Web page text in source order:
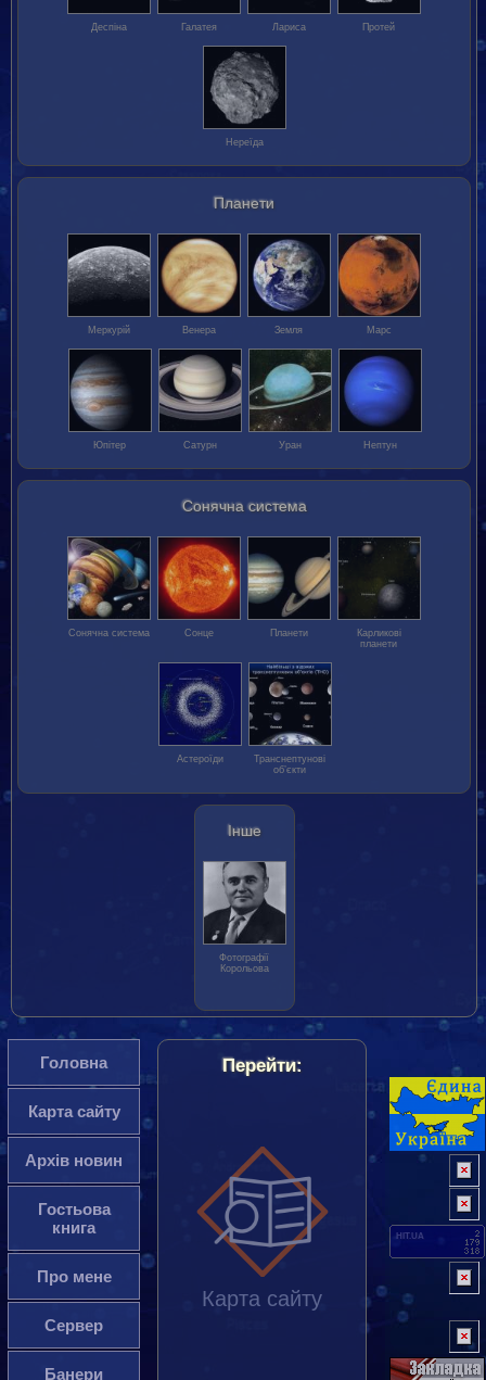
Деспіна Галатея Лариса Протей
Нереїда
Планети
Меркурій Венера Земля Марс
Юпітер Сатурн Уран Нептун
Сонячна система
Сонячна система Сонце Планети
Карликові
планети
Астероїди
Транс­нептунові
об’єкти
Інше
Фотографії
Корольова
Головна
Карта сайту
Архів новин
Гостьова
книга
Про мене
Сервер
Банери
Перейти:
Карта сайту
HIT.UA